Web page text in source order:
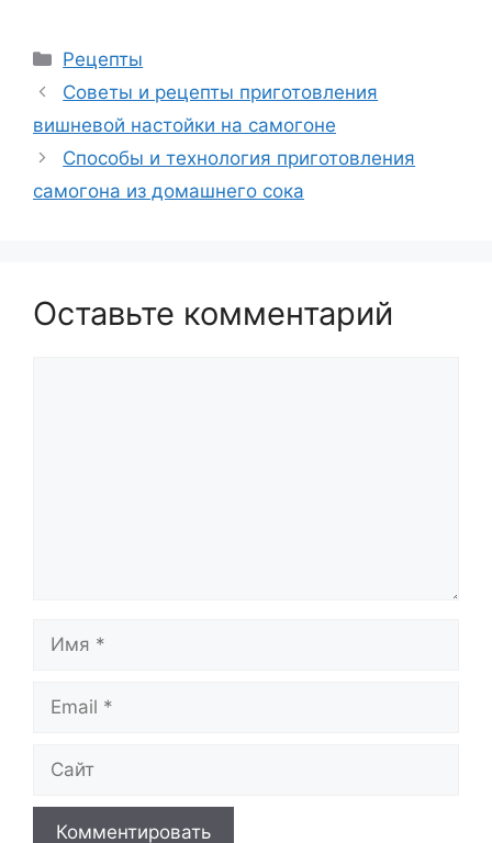
Рубрики
Рецепты
Советы и рецепты приготовления
вишневой настойки на самогоне
Способы и технология приготовления
самогона из домашнего сока
Оставьте комментарий
Имя
Email
Сайт